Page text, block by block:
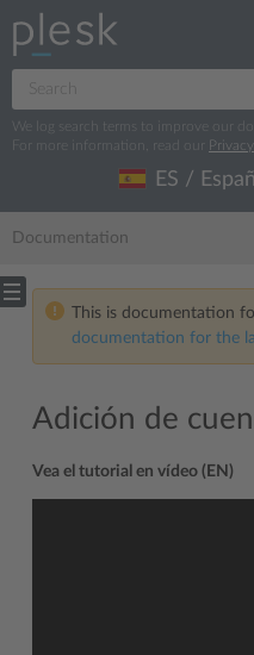
We log search terms to improve our
For more information, read our
ES /
Documentation
This is documentation
documentation for the
Adición de
Vea el tutorial en vídeo (EN)